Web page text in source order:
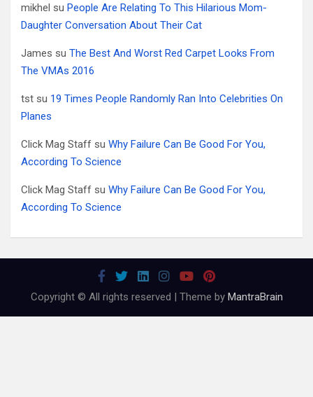
mikhel su People Are Relating To This Hilarious Mom-
Daughter Conversation About Their Cat
James su The Best And Worst Red Carpet Looks From
The VMAs 2016
tst su 19 Times People Randomly Ran Into Celebrities On
Planes
Click Mag Staff su Why Failure Can Be Good For You,
According To Science
Click Mag Staff su Why Failure Can Be Good For You,
According To Science
Copyright © All rights reserved | Theme by MantraBrain